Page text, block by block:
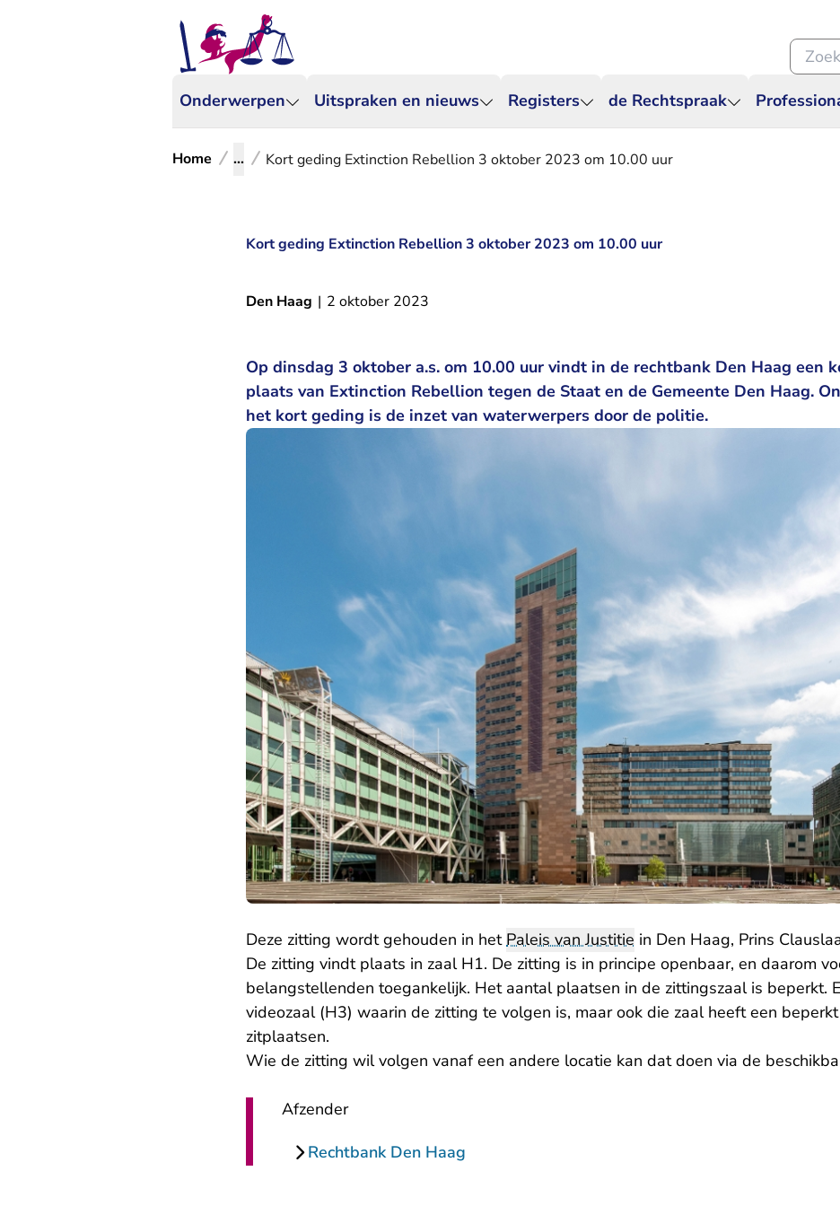
Onderwerpen Uitspraken en nieuws Registers de Rechtspraak
Zoeken
Home ... Kort geding Extinction Rebellion 3 oktober 2023 om 10.00 uur
Kort geding Extinction Rebellion 3 oktober 2023 om 10.00 uur
Den Haag | 2 oktober 2023
Op dinsdag 3 oktober a.s. om 10.00 uur vindt in de rechtbank Den Haag een
plaats van Extinction Rebellion tegen de Staat en de Gemeente Den Haag.
het kort geding is de inzet van waterwerpers door de politie.
Deze zitting wordt gehouden in hetPaleis van Justitie in Den Haag, Prins
De zitting vindt plaats in zaal H1. De zitting is in principe openbaar, en daarom
belangstellenden toegankelijk. Het aantal plaatsen in de zittingszaal is beperkt.
videozaal (H3) waarin de zitting te volgen is, maar ook die zaal heeft een
zitplaatsen.
Wie de zitting wil volgen vanaf een andere locatie kan dat doen via de
Afzender
Rechtbank Den Haag